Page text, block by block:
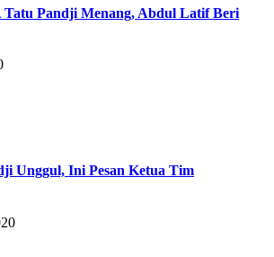
Tatu Pandji Menang, Abdul Latif Beri
Unggul, Ini Pesan Ketua Tim